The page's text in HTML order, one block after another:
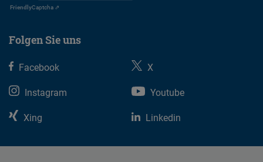
FriendlyCaptcha ⇗
Folgen Sie uns
Facebook
X
Instagram
Youtube
Xing
Linkedin